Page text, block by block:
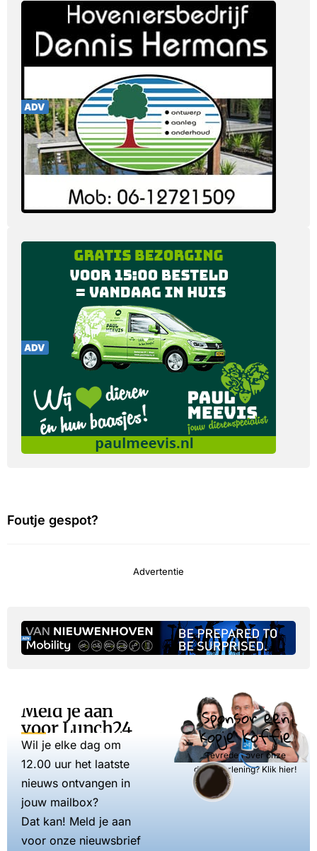
Foutje gespot?
Advertentie
Meld je aan
voor Lunch24
Wil je elke dag om
12.00 uur het laatste
nieuws ontvangen in
jouw mailbox?
Dat kan! Meld je aan
voor onze nieuwsbrief
Sponsor een
kopje koffie
Tevreden over onze
dienstverlening? Klik hier!